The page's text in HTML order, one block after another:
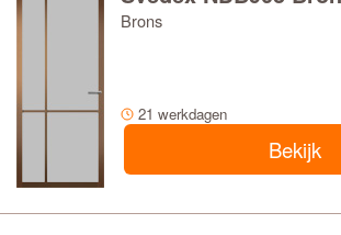
Brons
21 werkdagen
Bekijk